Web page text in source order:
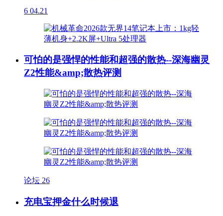
6 04.21
可怕的是强悍的性能和超强的散热--深海幽灵
Z2性能&amp;散热评测
论坛 26
充电宝押金什么时候退